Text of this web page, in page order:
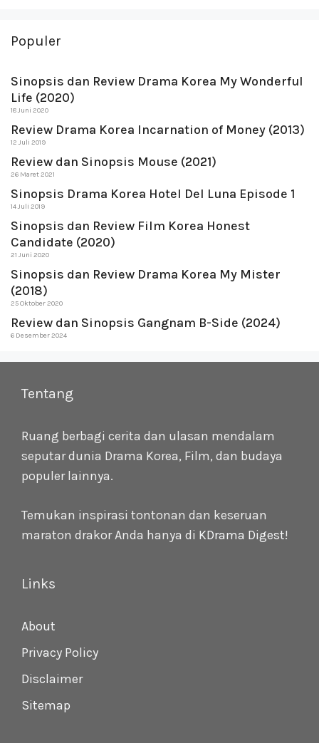
Populer
Sinopsis dan Review Drama Korea My Wonderful
Life (2020)
18 Juni 2020
Review Drama Korea Incarnation of Money (2013)
12 Juli 2019
Review dan Sinopsis Mouse (2021)
26 Maret 2021
Sinopsis Drama Korea Hotel Del Luna Episode 1
14 Juli 2019
Sinopsis dan Review Film Korea Honest
Candidate (2020)
21 Juni 2020
Sinopsis dan Review Drama Korea My Mister
(2018)
25 Oktober 2020
Review dan Sinopsis Gangnam B-Side (2024)
6 Desember 2024
Tentang
Ruang berbagi cerita dan ulasan mendalam
seputar dunia Drama Korea, Film, dan budaya
populer lainnya.
Temukan inspirasi tontonan dan keseruan
maraton drakor Anda hanya di KDrama Digest!
Links
About
Privacy Policy
Disclaimer
Sitemap